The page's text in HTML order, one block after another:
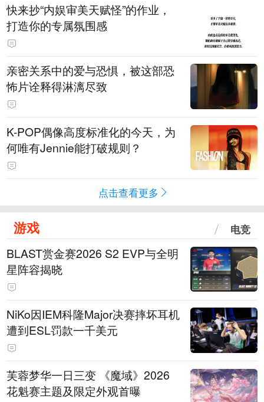
快来抄“内娱审美天赋怪”的作业，
打造你的专属氛围感
亲密关系中的爱与恐惧，被这部恐
怖片诠释得淋漓尽致
K-POP偶像高度标准化的今天，为
何唯有Jennie能打破规则？
点击查看更多
游戏 电竞
BLAST赏金赛2026 S2 EVP与全明
星阵容揭晓
NiKo因IEM科隆Major决赛摔坏耳机
遭到ESL罚款一千美元
芙蓉梦华一日三变 《魔域》2026
花魁赛主题及限定外观首曝